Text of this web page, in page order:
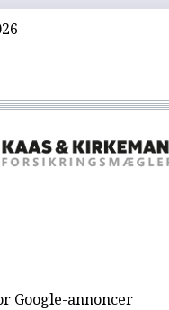
Google-annoncer